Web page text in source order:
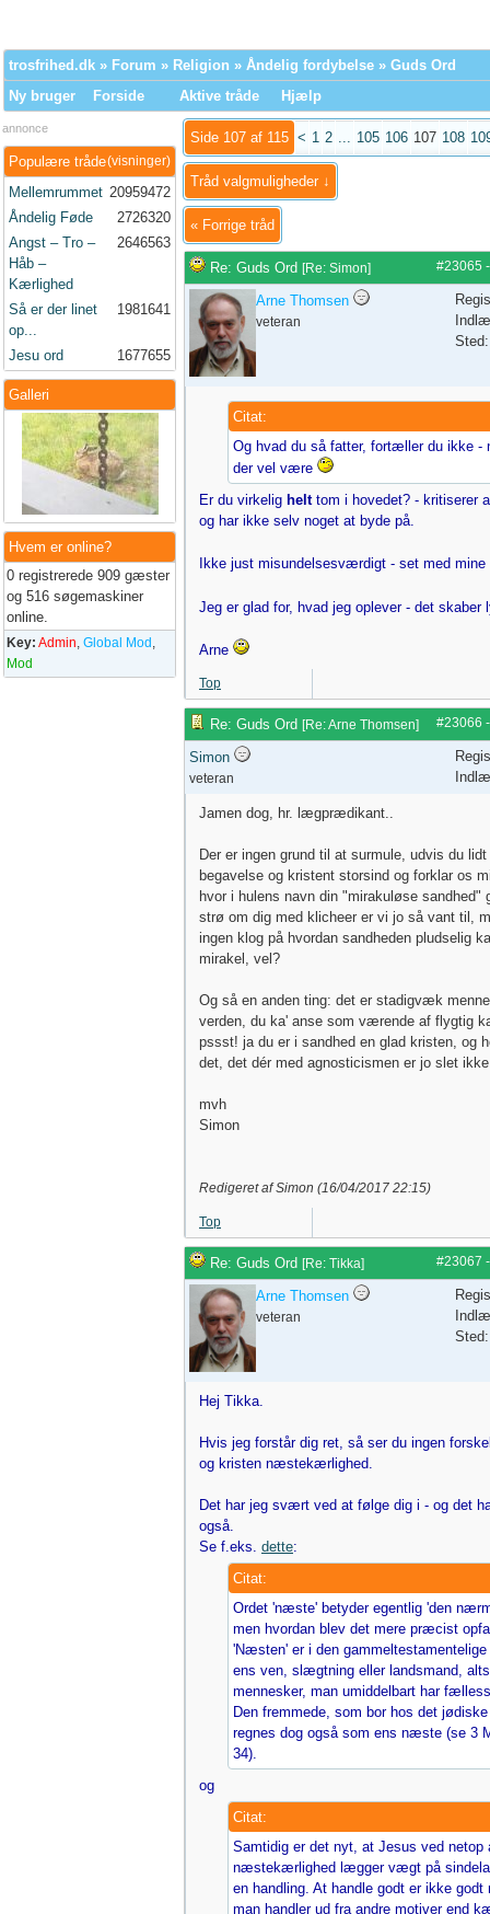
trosfrihed.dk » Forum » Religion » Åndelig fordybelse » Guds Ord
Ny bruger
Forside Aktive tråde Hjælp
annonce
(visninger)
Populære tråde
Mellemrummet 20959472
Åndelig Føde
2726320
Angst – Tro –
Håb –
Kærlighed
2646563
Så er der linet
op...
1981641
Jesu ord 1677655
Galleri
Hvem er online?
0 registrerede 909 gæster
og 516 søgemaskiner
online.
Key: Admin, Global Mod ,
Mod
Side 107 af 115 < 1 2 ... 105 106 107 108
Tråd valgmuligheder ↓
« Forrige tråd
#23065
Re: Guds Ord [Re: Simon]
Arne Thomsen
veteran
Citat:
Og hvad du så fatter, fortæller du ikke -
der vel være
Er du virkelig helttom i hovedet? - kritiserer
og har ikke selv noget at byde på.
Ikke just misundelsesværdigt - set med
Jeg er glad for, hvad jeg oplever - det skaber
Arne
Top
#23066
Re: Guds Ord [Re: Arne Thomsen]
Simon
veteran
Jamen dog, hr. lægprædikant..
Der er ingen grund til at surmule, udvis du lidt
begavelse og kristent storsind og forklar os
hvor i hulens navn din "mirakuløse sandhed"
strø om dig med klicheer er vi jo så vant til,
ingen klog på hvordan sandheden pludselig
mirakel, vel?
Og så en anden ting: det er stadigvæk
verden, du ka' anse som værende af flygtig
pssst! ja du er i sandhed en glad kristen, og
det, det dér med agnosticismen er jo slet
mvh
Simon
Redigeret af Simon (16/04/2017 22:15)
Top
#23067
Re: Guds Ord [Re: Tikka]
Arne Thomsen
veteran
Hej Tikka.
Hvis jeg forstår dig ret, så ser du ingen
og kristen næstekærlighed.
Det har jeg svært ved at følge dig i - og det
også.
Se f.eks. dette:
Citat:
Ordet 'næste' betyder egentlig 'den
men hvordan blev det mere præcist
'Næsten' er i den gammeltestamentelige
ens ven, slægtning eller landsmand,
mennesker, man umiddelbart har
Den fremmede, som bor hos det
regnes dog også som ens næste (se 3
34).
og
Citat:
Samtidig er det nyt, at Jesus ved netop
næstekærlighed lægger vægt på
en handling. At handle godt er ikke godt
man handler ud fra andre motiver end